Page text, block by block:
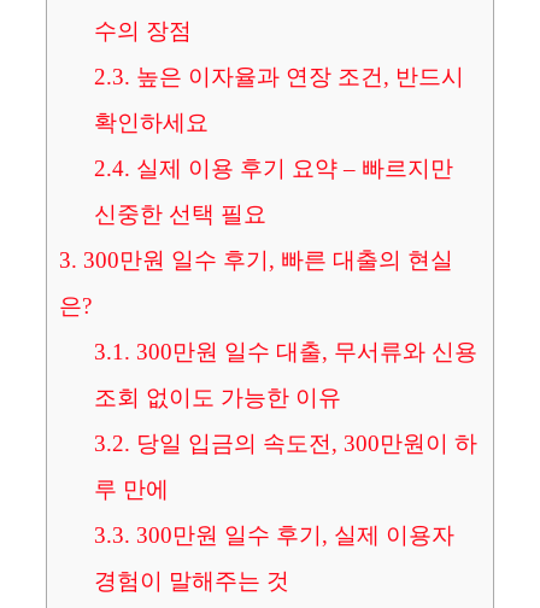
수의 장점
2.3. 높은 이자율과 연장 조건, 반드시
확인하세요
2.4. 실제 이용 후기 요약 – 빠르지만
신중한 선택 필요
3. 300만원 일수 후기, 빠른 대출의 현실
은?
3.1. 300만원 일수 대출, 무서류와 신용
조회 없이도 가능한 이유
3.2. 당일 입금의 속도전, 300만원이 하
루 만에
3.3. 300만원 일수 후기, 실제 이용자
경험이 말해주는 것